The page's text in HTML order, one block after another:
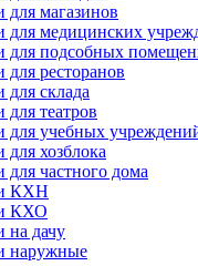
для магазинов
для медицинских
для подсобных
для ресторанов
для склада
для театров
для учебных
для хозблока
для частного дома
КХН
КХО
на дачу
наружные